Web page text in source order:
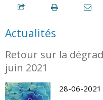
Actualités
Retour sur la
juin 2021
28-06-2021